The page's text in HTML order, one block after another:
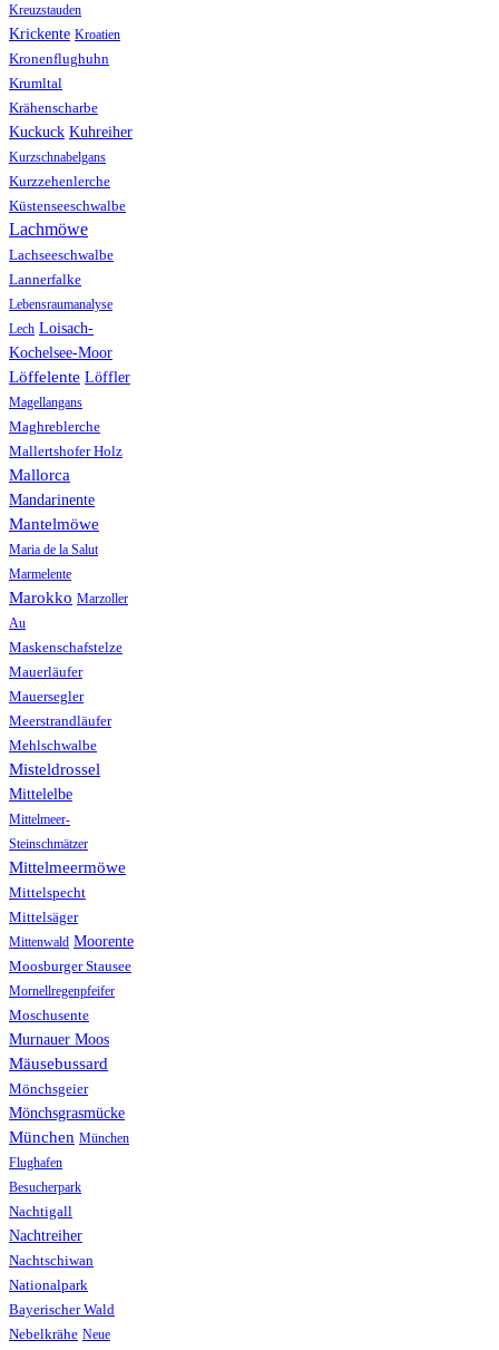
Kreuzstauden
Krickente Kroatien
Kronenflughuhn
Krumltal
Krähenscharbe
Kuckuck Kuhreiher
Kurzschnabelgans
Kurzzehenlerche
Küstenseeschwalbe
Lachmöwe
Lachseeschwalbe
Lannerfalke
Lebensraumanalyse
Lech Loisach-
Kochelsee-Moor
Löffelente Löffler
Magellangans
Maghreblerche
Mallertshofer Holz
Mallorca
Mandarinente
Mantelmöwe
Maria de la Salut
Marmelente
Marokko Marzoller
Au
Maskenschafstelze
Mauerläufer
Mauersegler
Meerstrandläufer
Mehlschwalbe
Misteldrossel
Mittelelbe
Mittelmeer-
Steinschmätzer
Mittelmeermöwe
Mittelspecht
Mittelsäger
Mittenwald Moorente
Moosburger Stausee
Mornellregenpfeifer
Moschusente
Murnauer Moos
Mäusebussard
Mönchsgeier
Mönchsgrasmücke
München München
Flughafen
Besucherpark
Nachtigall
Nachtreiher
Nachtschiwan
Nationalpark
Bayerischer Wald
Nebelkrähe Neue